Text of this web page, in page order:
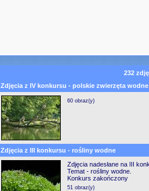
232
Zdjęcia z IV konkursu - polskie zwierzęta wodne
60 obraz(y)
Zdjęcia z III konkursu - rośliny wodne
Zdjęcia nadesłane na III
Temat - rośliny wodne.
Konkurs zakończony
51 obraz(y)